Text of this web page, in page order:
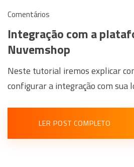
Comentários
Integração com a
Nuvemshop
Neste tutorial iremos explicar
configurar a integração com sua
LER POST COMPLETO